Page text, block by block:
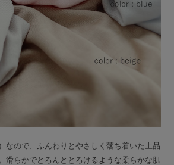
なので、ふんわりとやさしく落ち着いた上品
滑らかでとろんととろけるような柔らかな肌